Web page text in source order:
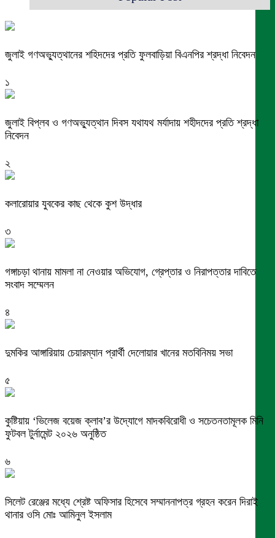
জুলাই গণঅভ্যুত্থানের শহিদদের প্রতি ফুলবাড়িয়া বিএনপির শ্রদ্ধা নিবেদন
১
জুলাই বিপ্লব ও গণঅভ্যুত্থান দিবস যথাযথ মর্যাদায় শহীদদের প্রতি শ্রদ্ধা
নিবেদন
২
কলারোয়ার যুবকের কাছ থেকে কুশ উদ্ধার
৩
গঙ্গাচড়া থানায় মামলা না নেওয়ার অভিযোগ, গ্রেপ্তার ও নিরাপত্তার দাবিতে
সংবাদ সম্মেলন
৪
দুমকির আঙ্গারিয়ায় চেয়ারম্যান প্রার্থী দেলোয়ার খানের মতবিনিময় সভা
৫
কুষ্টিয়ায় ‘ভিলেজ বয়েজ ক্লাব’র উদ্যোগে মাদকবিরোধী ও সচেতনতামূলক মিনি
ফুটবল টুর্নামেন্ট ২০২৬ অনুষ্ঠিত
৬
সিলেট রেঞ্জের মধ্যে শ্রেষ্ট অফিসার হিসেবে সম্মাননাপত্র গ্রহন করেন দিরাই
থানার ওসি মোঃ আমিনুল ইসলাম